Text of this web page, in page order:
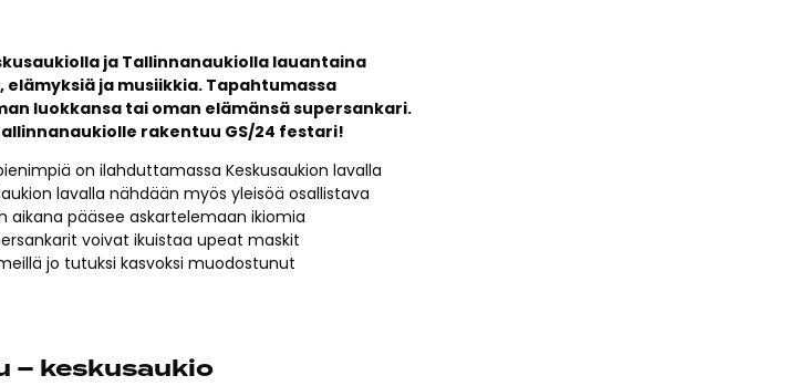
ja Tallinnanaukiolla lauantaina
elämyksiä ja musiikkia. Tapahtumassa
luokkansa tai oman elämänsä supersankari.
rakentuu GS/24 festari!
on ilahduttamassa Keskusaukion lavalla
lavalla nähdään myös yleisöä osallistava
aikana pääsee askartelemaan ikiomia
voivat ikuistaa upeat maskit
jo tutuksi kasvoksi muodostunut
– keskusaukio